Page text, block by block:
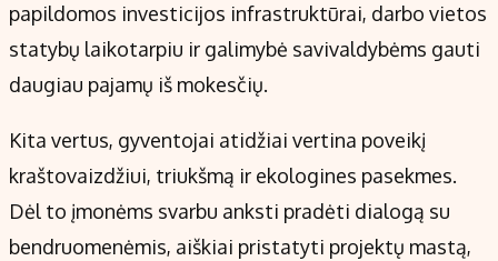
papildomos investicijos infrastruktūrai, darbo vietos
statybų laikotarpiu ir galimybė savivaldybėms gauti
daugiau pajamų iš mokesčių.
Kita vertus, gyventojai atidžiai vertina poveikį
kraštovaizdžiui, triukšmą ir ekologines pasekmes.
Dėl to įmonėms svarbu anksti pradėti dialogą su
bendruomenėmis, aiškiai pristatyti projektų mastą,